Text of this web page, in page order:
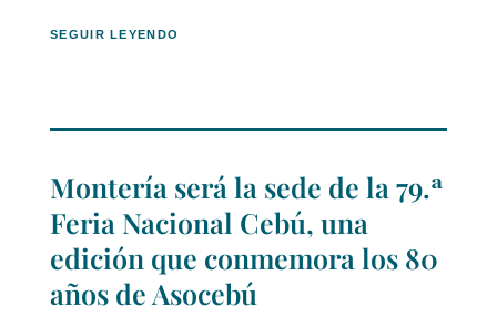
SEGUIR LEYENDO
Montería será la sede de la 79.ª
Feria Nacional Cebú, una
edición que conmemora los 80
años de Asocebú